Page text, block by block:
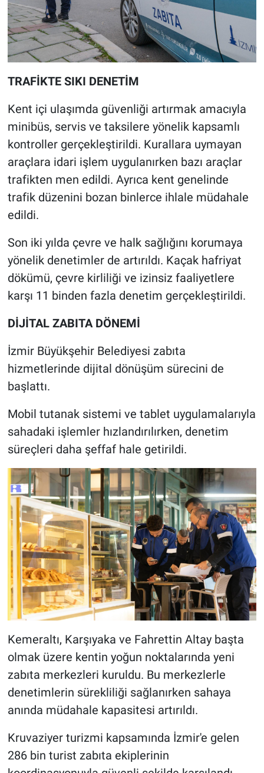
TRAFİKTE SIKI DENETİM
Kent içi ulaşımda güvenliği artırmak amacıyla
minibüs, servis ve taksilere yönelik kapsamlı
kontroller gerçekleştirildi. Kurallara uymayan
araçlara idari işlem uygulanırken bazı araçlar
trafikten men edildi. Ayrıca kent genelinde
trafik düzenini bozan binlerce ihlale müdahale
edildi.
Son iki yılda çevre ve halk sağlığını korumaya
yönelik denetimler de artırıldı. Kaçak hafriyat
dökümü, çevre kirliliği ve izinsiz faaliyetlere
karşı 11 binden fazla denetim gerçekleştirildi.
DİJİTAL ZABITA DÖNEMİ
İzmir Büyükşehir Belediyesi zabıta
hizmetlerinde dijital dönüşüm sürecini de
başlattı.
Mobil tutanak sistemi ve tablet uygulamalarıyla
sahadaki işlemler hızlandırılırken, denetim
süreçleri daha şeffaf hale getirildi.
Kemeraltı, Karşıyaka ve Fahrettin Altay başta
olmak üzere kentin yoğun noktalarında yeni
zabıta merkezleri kuruldu. Bu merkezlerle
denetimlerin sürekliliği sağlanırken sahaya
anında müdahale kapasitesi artırıldı.
Kruvaziyer turizmi kapsamında İzmir'e gelen
286 bin turist zabıta ekiplerinin